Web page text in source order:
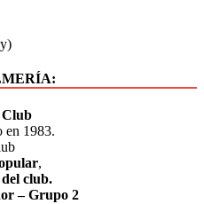
Club
en 1983.
,
del club.
– Grupo 2